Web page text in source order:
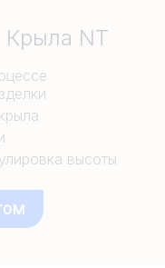
Крыла NT
высоты